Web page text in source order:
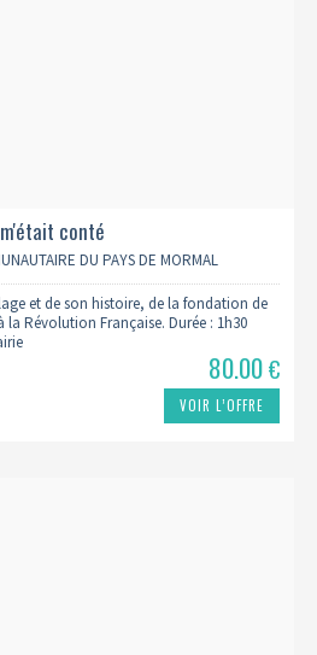
conté
DU PAYS DE MORMAL
et de son histoire, de la fondation de
Révolution Française. Durée : 1h30
80.00€
VOIR L’OFFRE